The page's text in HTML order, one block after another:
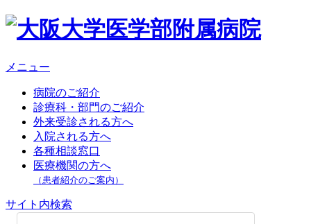
メニュー
病院のご紹介
診療科・部門のご紹介
外来受診される方へ
入院される方へ
各種相談窓口
医療機関の方へ
（患者紹介のご案内）
サイト内検索